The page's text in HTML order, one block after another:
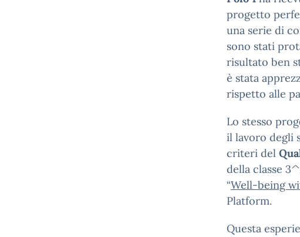
progetto
una serie di
sono stati
risultato ben
è stata
rispetto alle
Lo stesso
il lavoro degli
criteri del
della classe
“Well-being
Platform.
Questa